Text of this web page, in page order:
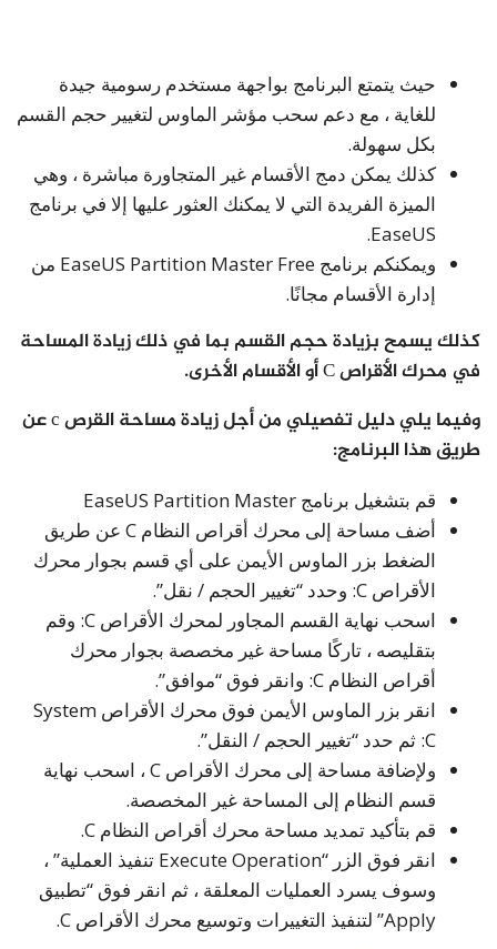
حيث يتمتع البرنامج بواجهة مستخدم رسومية جيدة
للغاية ، مع دعم سحب مؤشر الماوس لتغيير حجم القسم
بكل سهولة.
كذلك يمكن دمج الأقسام غير المتجاورة مباشرة ، وهي
الميزة الفريدة التي لا يمكنك العثور عليها إلا في برنامج
EaseUS.
ويمكنكم برنامج EaseUS Partition Master Free من
إدارة الأقسام مجانًا.
كذلك يسمح بزيادة حجم القسم بما في ذلك زيادة المساحة
في محرك الأقراص C أو الأقسام الأخرى.
وفيما يلي دليل تفصيلي من أجل زيادة مساحة القرص c عن
طريق هذا البرنامج:
قم بتشغيل برنامج EaseUS Partition Master
أضف مساحة إلى محرك أقراص النظام C عن طريق
الضغط بزر الماوس الأيمن على أي قسم بجوار محرك
الأقراص C: وحدد “تغيير الحجم / نقل”.
اسحب نهاية القسم المجاور لمحرك الأقراص C: وقم
بتقليصه ، تاركًا مساحة غير مخصصة بجوار محرك
أقراص النظام C: وانقر فوق “موافق”.
انقر بزر الماوس الأيمن فوق محرك الأقراص System
C: ثم حدد “تغيير الحجم / النقل”.
ولإضافة مساحة إلى محرك الأقراص C ، اسحب نهاية
قسم النظام إلى المساحة غير المخصصة.
قم بتأكيد تمديد مساحة محرك أقراص النظام C.
انقر فوق الزر “Execute Operation تنفيذ العملية” ،
وسوف يسرد العمليات المعلقة ، ثم انقر فوق “تطبيق
Apply” لتنفيذ التغييرات وتوسيع محرك الأقراص C.